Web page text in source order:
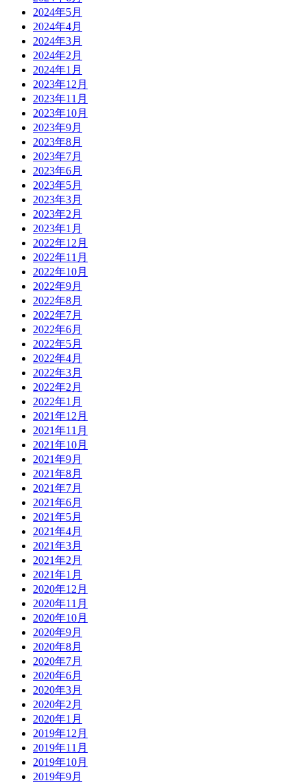
2024年5月
2024年4月
2024年3月
2024年2月
2024年1月
2023年12月
2023年11月
2023年10月
2023年9月
2023年8月
2023年7月
2023年6月
2023年5月
2023年3月
2023年2月
2023年1月
2022年12月
2022年11月
2022年10月
2022年9月
2022年8月
2022年7月
2022年6月
2022年5月
2022年4月
2022年3月
2022年2月
2022年1月
2021年12月
2021年11月
2021年10月
2021年9月
2021年8月
2021年7月
2021年6月
2021年5月
2021年4月
2021年3月
2021年2月
2021年1月
2020年12月
2020年11月
2020年10月
2020年9月
2020年8月
2020年7月
2020年6月
2020年3月
2020年2月
2020年1月
2019年12月
2019年11月
2019年10月
2019年9月